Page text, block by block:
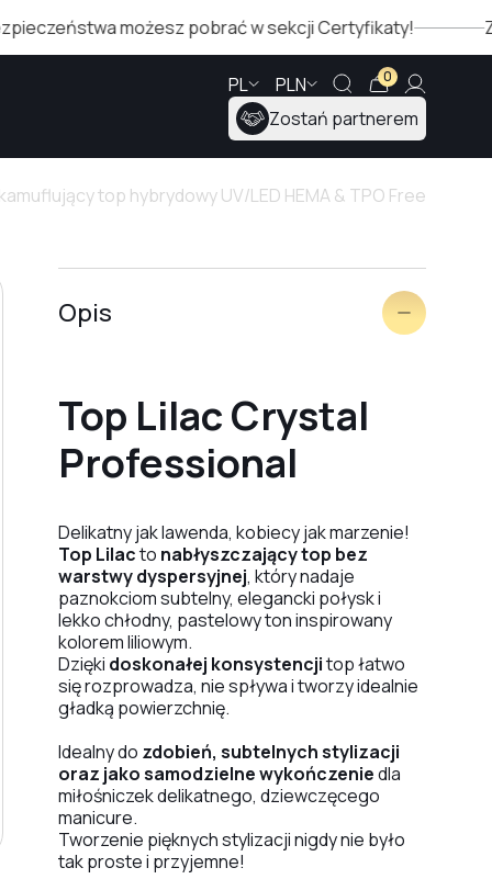
możesz pobrać w sekcji Certyfikaty!
PL PLN 0
Zostań partnerem
top hybrydowy UV/LED HEMA & TPO Free
Opis
Top Lilac Crystal
Professional
Delikatny jak lawenda, kobiecy jak marzenie!
Top Lilacto nabłyszczający top bez
warstwy dyspersyjnej, który nadaje
paznokciom subtelny, elegancki połysk i
lekko chłodny, pastelowy ton inspirowany
kolorem liliowym.
Dzięki doskonałej konsystencjitop łatwo
się rozprowadza, nie spływa i tworzy idealnie
gładką powierzchnię.
Idealny do zdobień, subtelnych stylizacji
oraz jako samodzielne wykończeniedla
miłośniczek delikatnego, dziewczęcego
manicure.
Tworzenie pięknych stylizacji nigdy nie było
tak proste i przyjemne!